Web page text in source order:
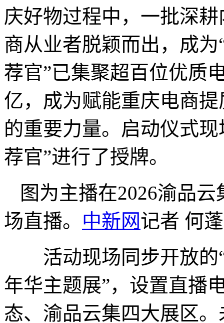
庆好物过程中，一批深
商从业者脱颖而出，成
荐官”已集聚超百位优质
亿，成为赋能重庆电商
的重要力量。启动仪式
荐官”进行了授牌。
图为主播在2026渝品
场直播。 中新网记者 何
活动现场同步开放的
年华主题展”，设置直播
态、渝品云集四大展区